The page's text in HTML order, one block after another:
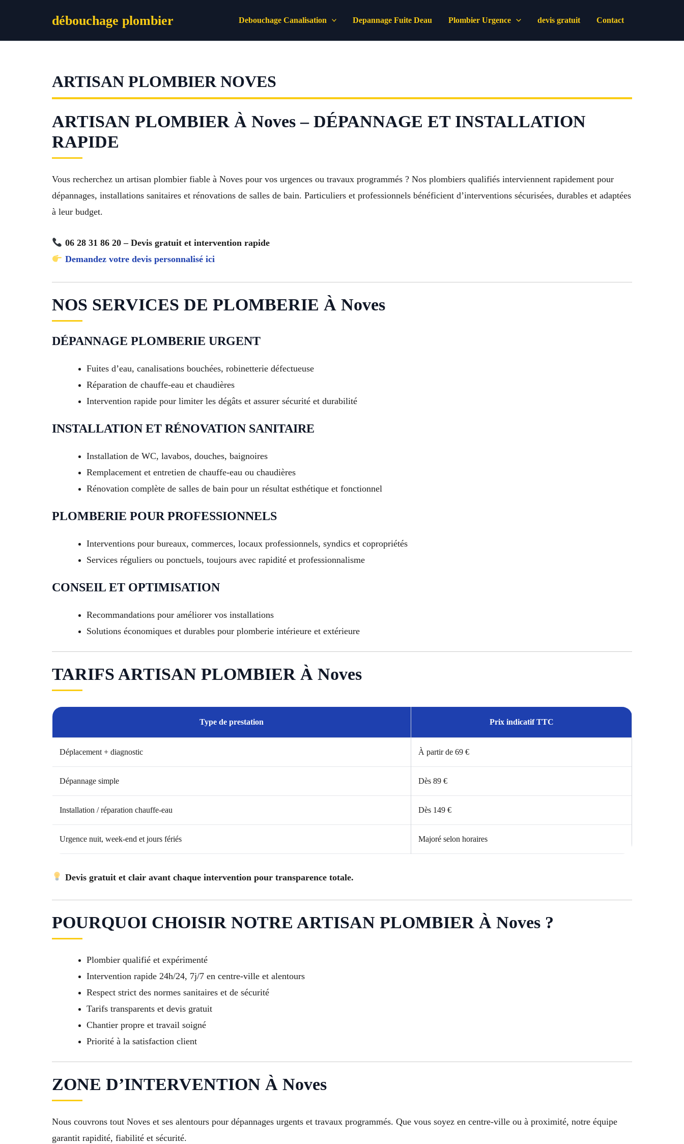
débouchage plombier Debouchage Canalisation Depannage Fuite Deau Plombier Urgence devis gratuit Contact
ARTISAN PLOMBIER NOVES
ARTISAN PLOMBIER À Noves – DÉPANNAGE ET INSTALLATION
RAPIDE
Vous recherchez un artisan plombier fiable à Noves pour vos urgences ou travaux programmés ? Nos plombiers qualifiés interviennent rapidement pour
dépannages, installations sanitaires et rénovations de salles de bain. Particuliers et professionnels bénéficient d’interventions sécurisées, durables et adaptées
à leur budget.
06 28 31 86 20 – Devis gratuit et intervention rapide
Demandez votre devis personnalisé ici
NOS SERVICES DE PLOMBERIE À Noves
DÉPANNAGE PLOMBERIE URGENT
Fuites d’eau, canalisations bouchées, robinetterie défectueuse
Réparation de chauffe-eau et chaudières
Intervention rapide pour limiter les dégâts et assurer sécurité et durabilité
INSTALLATION ET RÉNOVATION SANITAIRE
Installation de WC, lavabos, douches, baignoires
Remplacement et entretien de chauffe-eau ou chaudières
Rénovation complète de salles de bain pour un résultat esthétique et fonctionnel
PLOMBERIE POUR PROFESSIONNELS
Interventions pour bureaux, commerces, locaux professionnels, syndics et copropriétés
Services réguliers ou ponctuels, toujours avec rapidité et professionnalisme
CONSEIL ET OPTIMISATION
Recommandations pour améliorer vos installations
Solutions économiques et durables pour plomberie intérieure et extérieure
TARIFS ARTISAN PLOMBIER À Noves
Type de prestation Prix indicatif TTC
Déplacement + diagnostic À partir de 69 €
Dépannage simple Dès 89 €
Installation / réparation chauffe-eau Dès 149 €
Urgence nuit, week-end et jours fériés Majoré selon horaires
Devis gratuit et clair avant chaque intervention pour transparence totale.
POURQUOI CHOISIR NOTRE ARTISAN PLOMBIER À Noves ?
Plombier qualifié et expérimenté
Intervention rapide 24h/24, 7j/7 en centre-ville et alentours
Respect strict des normes sanitaires et de sécurité
Tarifs transparents et devis gratuit
Chantier propre et travail soigné
Priorité à la satisfaction client
ZONE D’INTERVENTION À Noves
Nous couvrons tout Noves et ses alentours pour dépannages urgents et travaux programmés. Que vous soyez en centre-ville ou à proximité, notre équipe
garantit rapidité, fiabilité et sécurité.